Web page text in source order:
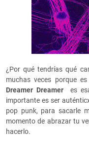
¿Por qué tendrías qué
muchas veces porque
Dreamer Dreameres
importante es ser
pop punk, para sacarle
momento de abrazar tu
hacerlo.